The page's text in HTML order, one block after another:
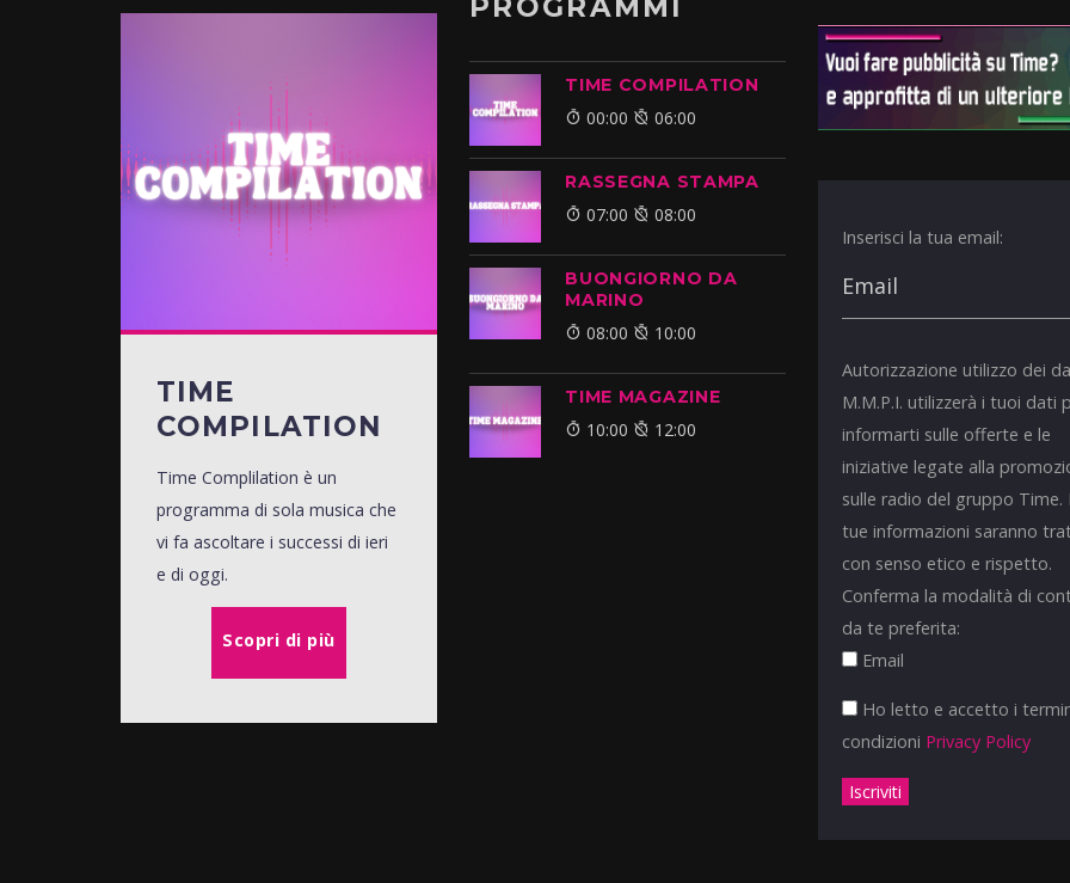
TIME
COMPILATION
Time Complilation è un
programma di sola musica che
vi fa ascoltare i successi di ieri
e di oggi.
Scopri di più
PROGRAMMI
TIME COMPILATION
00:00 06:00
RASSEGNA STAMPA
07:00 08:00
BUONGIORNO DA
MARINO
08:00 10:00
TIME MAGAZINE
10:00 12:00
Inserisci la tua email:
Autorizzazione utilizzo dei
M.M.P.I. utilizzerà i tuoi dati
informarti sulle offerte e le
iniziative legate alla
sulle radio del gruppo Time.
tue informazioni saranno
con senso etico e rispetto.
Conferma la modalità di
da te preferita:
Email
Ho letto e accetto i
condizioni Privacy Policy